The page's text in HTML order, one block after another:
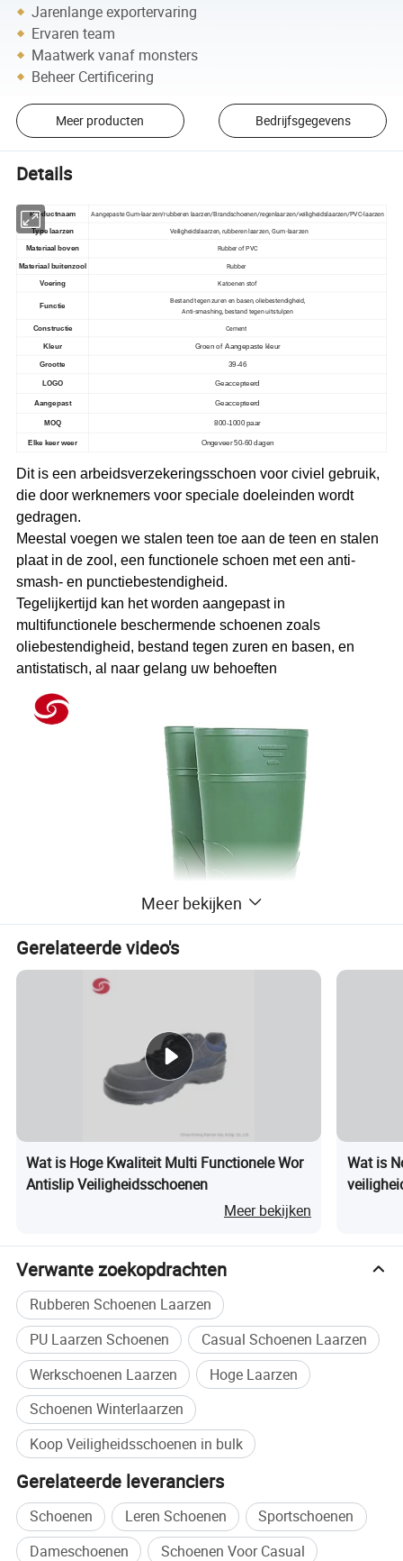
Jarenlange exportervaring
Ervaren team
Maatwerk vanaf monsters
Beheer Certificering
Meer producten Bedrijfsgegevens
Details
Productnaam Aangepaste Gum-laarzen/rubberen laarzen/Brandschoenen/regenlaarzen/veiligheidslaarzen/PVC-laarzen
Type laarzen Veiligheidslaarzen, rubberen laarzen, Gum -laarzen
Materiaal boven Rubber of PVC
Materiaal buitenzool Rubber
Voering Katoenen stof
Functie
Bestand tegen zuren en basen, oliebestendigheid,
Anti-smashing, bestand tegen uitstulpen
Constructie Cement
Kleur Groen of Aangepaste kleur
Grootte 39-46
LOGO Geaccepteerd
Aangepast Geaccepteerd
MOQ 800-1000 paar
Elke keer weer Ongeveer 50-60 dagen
Dit is een arbeidsverzekeringsschoen voor civiel gebruik,
die door werknemers voor speciale doeleinden wordt
gedragen.
Meestal voegen we stalen teen toe aan de teen en stalen
plaat in de zool, een functionele schoen met een anti-
smash- en punctiebestendigheid.
Tegelijkertijd kan het worden aangepast in
multifunctionele beschermende schoenen zoals
oliebestendigheid, bestand tegen zuren en basen, en
antistatisch, al naar gelang uw behoeften
Meer bekijken
Gerelateerde video's
Wat is Hoge Kwaliteit Multi Functionele Wor
Antislip Veiligheidsschoenen
Meer bekijken
Wat is
Verwante zoekopdrachten
Rubberen Schoenen Laarzen
PU Laarzen Schoenen
Casual Schoenen Laarzen
Werkschoenen Laarzen
Hoge Laarzen
Schoenen Winterlaarzen
Koop Veiligheidsschoenen in bulk
Gerelateerde leveranciers
Schoenen Leren Schoenen
Sportschoenen
Dameschoenen
Schoenen Voor Casual